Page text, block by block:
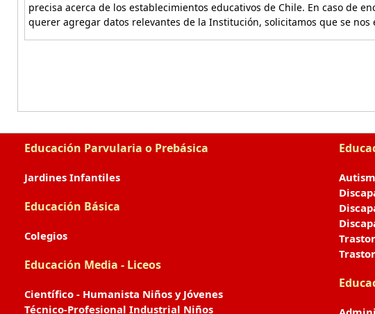
precisa acerca de los establecimientos educativos de Chile. En caso de
querer agregar datos relevantes de la Institución, solicitamos que se
Educación Parvularia o Prebásica
Jardines Infantiles
Educación Básica
Colegios
Educación Media - Liceos
Científico - Humanista Niños y Jóvenes
Técnico-Profesional Industrial Niños